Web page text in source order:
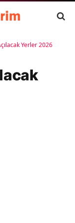
Yerler 2026